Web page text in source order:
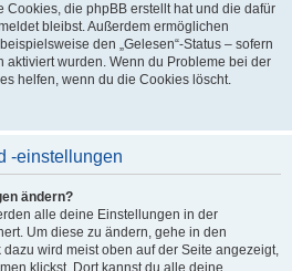
Cookies, die phpBB erstellt hat und die dafür
bleibst. Außerdem ermöglichen
den „Gelesen“-Status – sofern
aktiviert wurden. Wenn du Probleme bei der
helfen, wenn du die Cookies löscht.
-einstellungen
ändern?
alle deine Einstellungen in der
Um diese zu ändern, gehe in den
dazu wird meist oben auf der Seite angezeigt,
klickst. Dort kannst du alle deine